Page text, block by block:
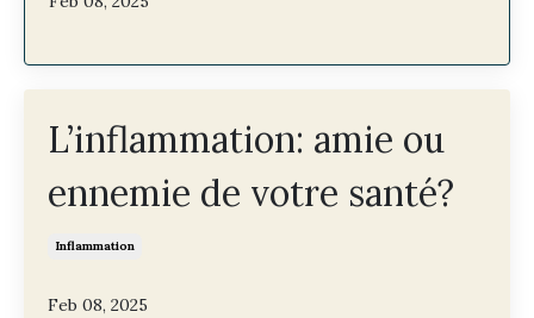
L’inflammation: amie ou
ennemie de votre santé?
Inflammation
Feb 08, 2025